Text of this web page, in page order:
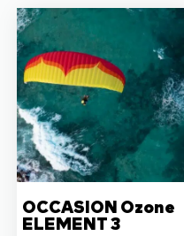
OCCASION Ozone
ELEMENT 3